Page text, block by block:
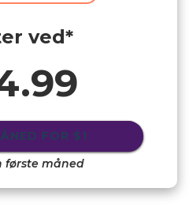
ved*
FOR $1
første måned